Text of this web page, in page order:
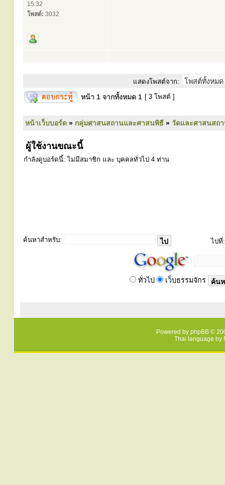
15:32
โพสต์: 3032
แสดงโพสต์จาก:
หน้า 1 จากทั้งหมด 1 [ 3 โพสต์ ]
หน้าเว็บบอร์ด » กลุ่มศาสนสถานและศาสนพิธี » วัดและศาสนสถ
ผู้ใช้งานขณะนี้
กำลังดูบอร์ดนี้: ไม่มีสมาชิก และ บุคคลทั่วไป 4 ท่าน
ค้นหาสำหรับ: ไปที่:
ทั่วไป เว็บธรรมจักร
Powered by phpBB ©
Thai language by